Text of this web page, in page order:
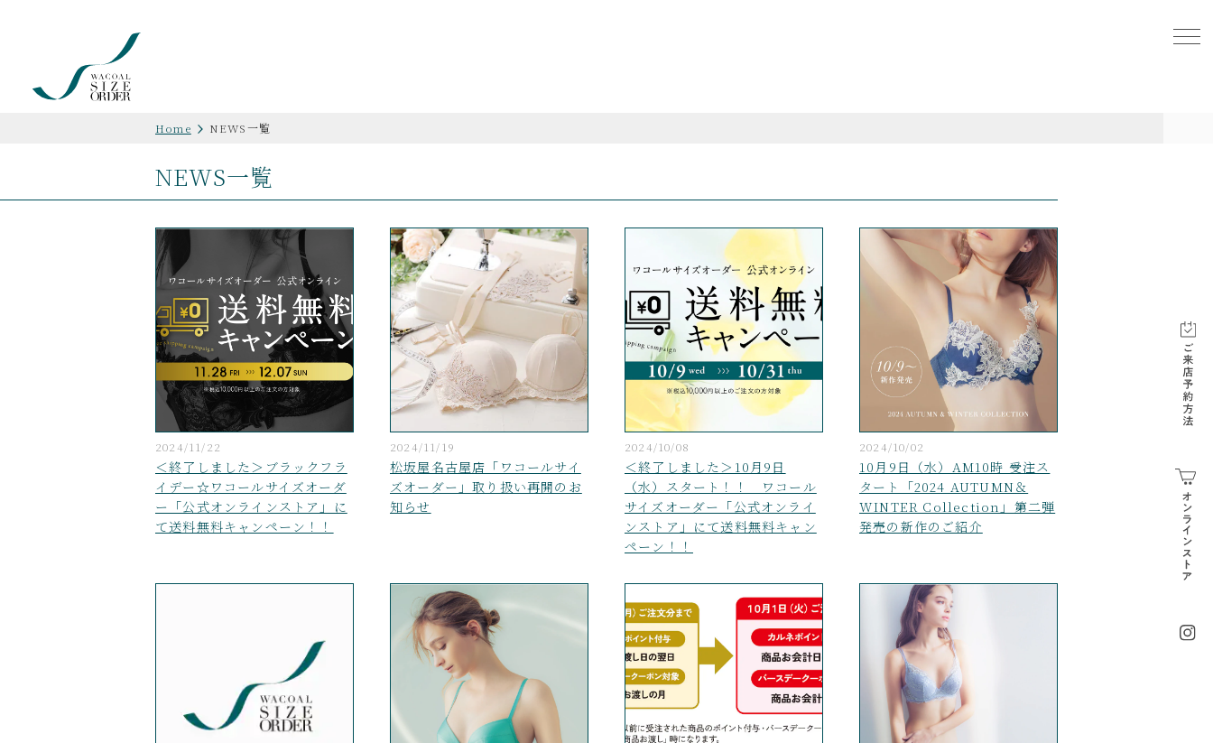
Home NEWS一覧
NEWS一覧
2024/11/22
＜終了しました＞ブラックフラ
イデー☆ワコールサイズオーダ
ー「公式オンラインストア」に
て送料無料キャンペーン！！
2024/11/19
松坂屋名古屋店「ワコールサイ
ズオーダー」取り扱い再開のお
知らせ
2024/10/08
＜終了しました＞10月9日
（水）スタート！！ ワコール
サイズオーダー「公式オンライ
ンストア」にて送料無料キャン
ペーン！！
2024/10/02
10月9日（水）AM10時 受注ス
タート「2024 AUTUMN＆
WINTER Collection」第二弾
発売の新作のご紹介